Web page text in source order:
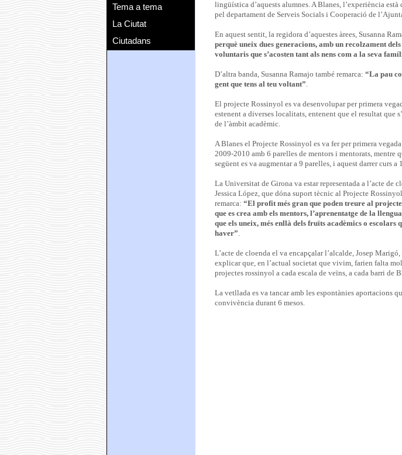
Tema a tema
La Ciutat
Ciutadans
lingüística d’aquests alumnes. A Blanes, l’experiència està
pel departament de Serveis Socials i Cooperació de
En aquest sentit, la regidora d’aquestes àrees, Susanna
perquè uneix dues generacions, amb un recolzament
voluntaris que s’acosten tant als nens com a la seva
D’altra banda, Susanna Ramajo també remarca: “La pau
gent que tens al teu voltant”.
El projecte Rossinyol es va desenvolupar per primera
estenent a diverses localitats, entenent que el resultat que
de l’àmbit acadèmic.
A Blanes el Projecte Rossinyol es va fer per primera
2009-2010 amb 6 parelles de mentors i mentorats, mentre
següent es va augmentar a 9 parelles, i aquest darrer curs a
La Universitat de Girona va estar representada a l’acte de
Jessica López, que dóna suport tècnic al Projecte
remarca: “El profit més gran que poden treure al
que es crea amb els mentors, l’aprenentatge de la
que els uneix, més enllà dels fruïts acadèmics o escolars
haver”.
L’acte de cloenda el va encapçalar l’alcalde, Josep
explicar que, en l’actual societat que vivim, farien falta
projectes rossinyol a cada escala de veïns, a cada barri
La vetllada es va tancar amb les espontànies aportacions
convivència durant 6 mesos.